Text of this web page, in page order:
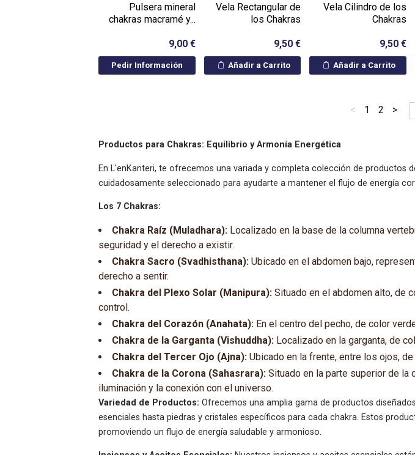
Pulsera mineral
chakras macramé y...
9,00 €
Pedir Información
Vela Rectangular de
los Chakras
9,50 €
Añadir a Carrito
Vela Cilindro de los
Chakras
9,50 €
Añadir a Carrito
< 1 2 >
Productos para Chakras: Equilibrio y Armonía Energética
En L'enKanteri, te ofrecemos una variada y completa colección de productos
cuidadosamente seleccionado para ayudarte a mantener el flujo de energía
Los 7 Chakras:
Chakra Raíz (Muladhara):Localizado en la base de la columna
seguridad y el derecho a existir.
Chakra Sacro (Svadhisthana):Ubicado en el abdomen bajo,
derecho a sentir.
Chakra del Plexo Solar (Manipura):Situado en el abdomen alto, de
control.
Chakra del Corazón (Anahata):En el centro del pecho, de color
Chakra de la Garganta (Vishuddha):Localizado en la garganta, de
Chakra del Tercer Ojo (Ajna):Ubicado en la frente, entre los ojos,
Chakra de la Corona (Sahasrara):Situado en la parte superior de la
iluminación y la conexión con el universo.
Variedad de Productos: Ofrecemos una amplia gama de productos
esenciales hasta piedras y cristales específicos para cada chakra. Estos
promoviendo un flujo de energía saludable y armonioso.